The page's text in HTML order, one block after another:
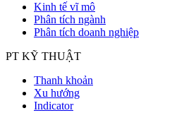
Kinh tế vĩ mô
Phân tích ngành
Phân tích doanh nghiệp
PT KỸ THUẬT
Thanh khoản
Xu hướng
Indicator